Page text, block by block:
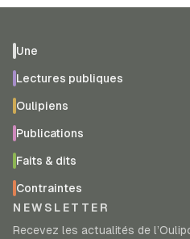
Une
Lectures publiques
Oulipiens
Publications
Faits & dits
Contraintes
NEWSLETTER
Recevez les actualités de